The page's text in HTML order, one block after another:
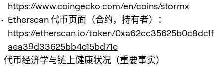
https://www.coingecko.com/en/coins/stormx
Etherscan 代币页面（合约，持有者）：
https://etherscan.io/token/0xa62cc35625b0c8dc1f
aea39d33625bb4c15bd71c
代币经济学与链上健康状况（重要事实）